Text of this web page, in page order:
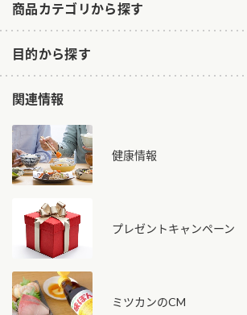
業務用サイト ミツカングループについて
商品カテゴリから探す
目的から探す
関連情報
健康情報
プレゼントキャンペーン
ミツカンのCM